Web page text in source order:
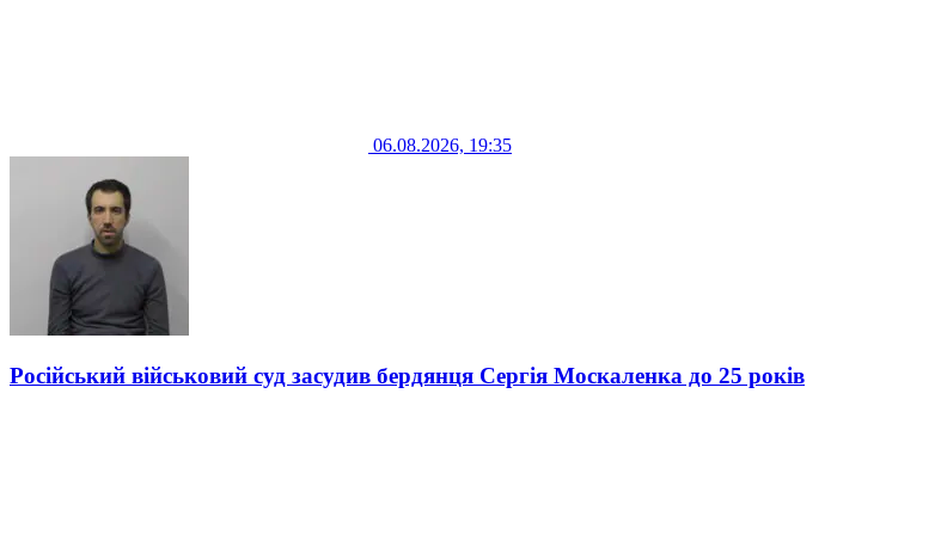
06.08.2026, 19:35
Російський військовий суд засудив бердянця Сергія Москаленка до 25 років